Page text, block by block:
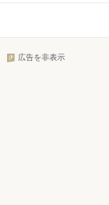
広告を非表示